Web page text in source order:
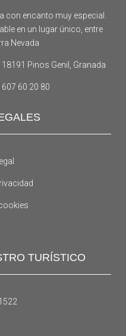
con encanto muy especial.
en un lugar único, entre
Nevada
18191 Pinos Genil, Granada
607 60 20 80
TURÍSTICO